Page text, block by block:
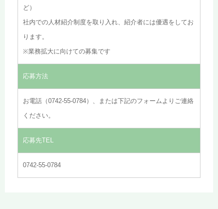
ど）
社内での人材紹介制度を取り入れ、紹介者には優遇をしてお
ります。
※業務拡大に向けての募集です
応募方法
お電話（0742-55-0784）、または下記のフォームよりご連絡
ください。
応募先TEL
0742-55-0784